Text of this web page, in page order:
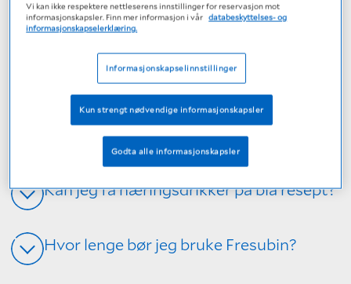
Hva er forskjellen mellom Fresubin og en
energidrikk som selges i dagligvare?
Hvor får jeg kjøpt Fresubin?
Har dere smaksprøver?
Kan jeg få næringsdrikker på blå resept?
Hvor lenge bør jeg bruke Fresubin?
Vi kan ikke respektere nettleserens innstillinger for reservasjon mot
informasjonskapsler. Finn mer informasjon i vår databeskyttelses- og
informasjonskapselerklæring.
Informasjonskapselinnstillinger
Kun strengt nødvendige informasjonskapsler
Godta alle informasjonskapsler